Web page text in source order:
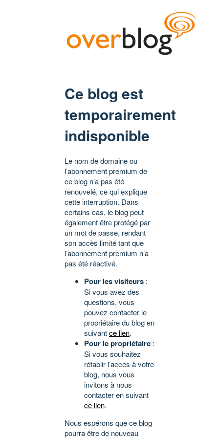
Ce blog est
temporairement
indisponible
Le nom de domaine ou
l’abonnement premium de
ce blog n’a pas été
renouvelé, ce qui explique
cette interruption. Dans
certains cas, le blog peut
également être protégé par
un mot de passe, rendant
son accès limité tant que
l’abonnement premium n’a
pas été réactivé.
Pour les visiteurs :
Si vous avez des
questions, vous
pouvez contacter le
propriétaire du blog en
suivantce lien.
Pour le propriétaire :
Si vous souhaitez
rétablir l’accès à votre
blog, nous vous
invitons à nous
contacter en suivant
ce lien.
Nous espérons que ce blog
pourra être de nouveau